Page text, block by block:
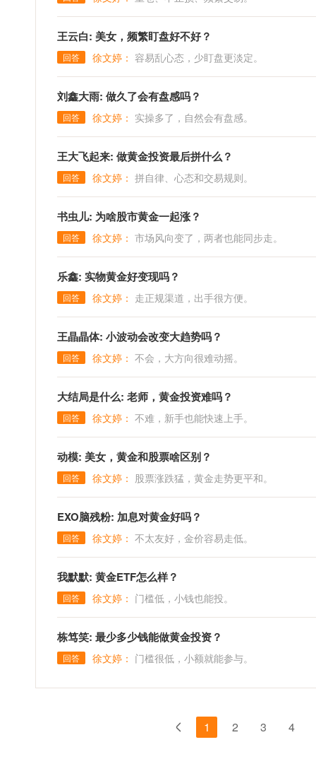
王云白: 美女，频繁盯盘好不好？
回答 徐文婷： 容易乱心态，少盯盘更淡定。
刘鑫大雨: 做久了会有盘感吗？
回答 徐文婷： 实操多了，自然会有盘感。
王大飞起来: 做黄金投资最后拼什么？
回答 徐文婷： 拼自律、心态和交易规则。
书虫儿: 为啥股市黄金一起涨？
回答 徐文婷： 市场风向变了，两者也能同步走。
乐鑫: 实物黄金好变现吗？
回答 徐文婷： 走正规渠道，出手很方便。
王晶晶体: 小波动会改变大趋势吗？
回答 徐文婷： 不会，大方向很难动摇。
大结局是什么: 老师，黄金投资难吗？
回答 徐文婷： 不难，新手也能快速上手。
动模: 美女，黄金和股票啥区别？
回答 徐文婷： 股票涨跌猛，黄金走势更平和。
EXO脑残粉: 加息对黄金好吗？
回答 徐文婷： 不太友好，金价容易走低。
我默默: 黄金ETF怎么样？
回答 徐文婷： 门槛低，小钱也能投。
栋笃笑: 最少多少钱能做黄金投资？
回答 徐文婷： 门槛很低，小额就能参与。
1 2 3 4